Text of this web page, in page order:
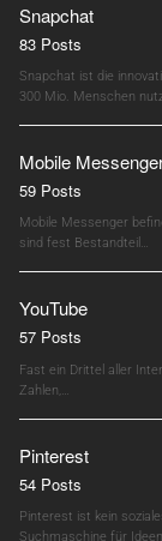
Snapchat
83 Posts
Snapchat ist die
300 Mio. Menschen
Mobile
59 Posts
Mobile Messenger
sind fest Bestandteil…
YouTube
57 Posts
Fast ein Drittel aller
Zahlen,…
Pinterest
54 Posts
Pinterest ist kein
Suchmaschine für